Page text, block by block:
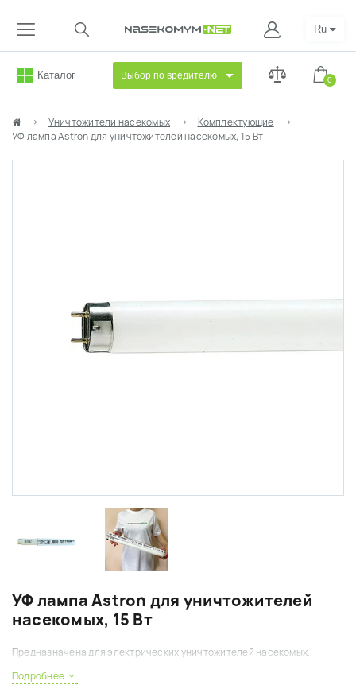
Каталог Выбор по вредителю 0
Ru
Уничтожители насекомых
Комплектующие
УФ лампа Astron для уничтожителей насекомых, 15 Вт
УФ лампа Astron для уничтожителей
насекомых, 15 Вт
Предназначена для электрических уничтожителей насекомых.
Подробнее